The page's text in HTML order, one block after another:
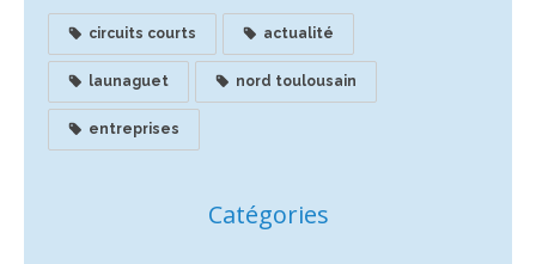
circuits courts actualité
launaguet nord toulousain
entreprises
Catégories